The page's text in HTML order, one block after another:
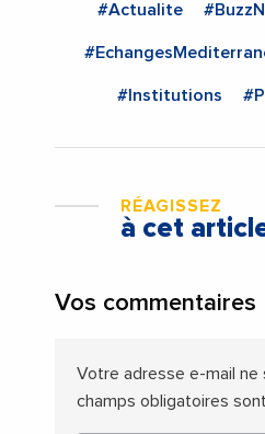
#Actualite
#Institutions
RÉAGISSEZ
à cet
Vos commentaires
Votre adresse e-mail ne
champs obligatoires